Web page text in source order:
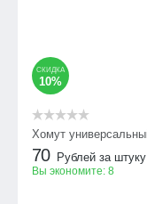
СКИДКА
10%
Хомут
70 Рублей за штуку
Вы экономите: 8